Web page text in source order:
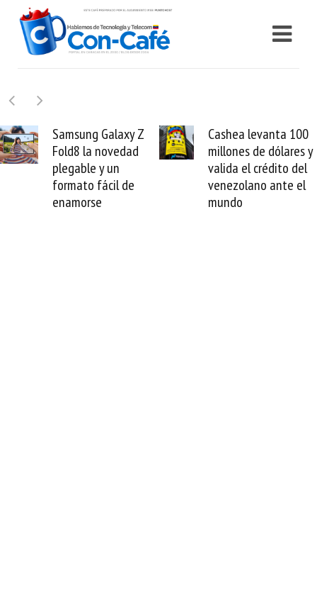
Z
Cashea levanta 100
millones de dólares y
valida el crédito del
venezolano ante el
mundo
El buque Wave
Sentinel
reparación del
cable de